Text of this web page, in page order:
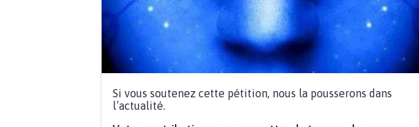
Si vous soutenez cette pétition, nous la pousserons dans
l’actualité.